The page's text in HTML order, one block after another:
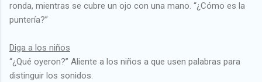
ronda, mientras se cubre un ojo con una mano. “¿Cómo es la
puntería?”
Diga a los niños
“¿Qué oyeron?” Aliente a los niños a que usen palabras para
distinguir los sonidos.